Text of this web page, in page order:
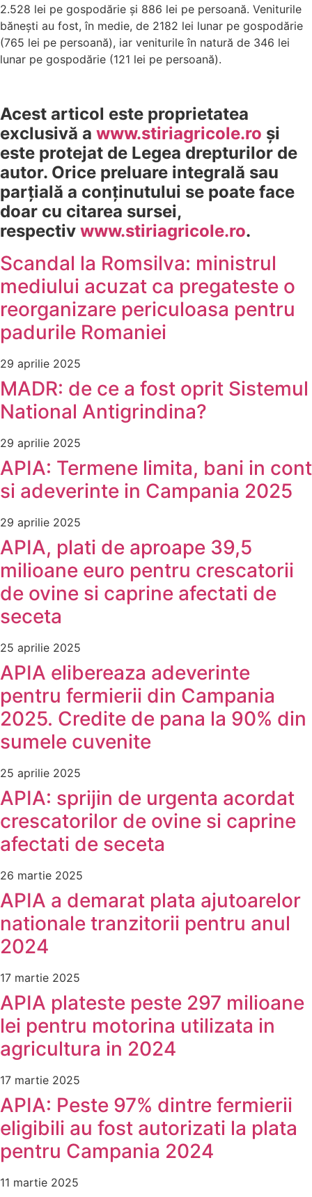
2.528 lei pe gospodărie şi 886 lei pe persoană. Veniturile
băneşti au fost, în medie, de 2182 lei lunar pe gospodărie
(765 lei pe persoană), iar veniturile în natură de 346 lei
lunar pe gospodărie (121 lei pe persoană).
Acest articol este proprietatea
exclusivă a www.stiriagricole.ro şi
este protejat de Legea drepturilor de
autor. Orice preluare integrală sau
parţială a conţinutului se poate face
doar cu citarea sursei,
respectiv www.stiriagricole.ro.
Scandal la Romsilva: ministrul
mediului acuzat ca pregateste o
reorganizare periculoasa pentru
padurile Romaniei
29 aprilie 2025
MADR: de ce a fost oprit Sistemul
National Antigrindina?
29 aprilie 2025
APIA: Termene limita, bani in cont
si adeverinte in Campania 2025
29 aprilie 2025
APIA, plati de aproape 39,5
milioane euro pentru crescatorii
de ovine si caprine afectati de
seceta
25 aprilie 2025
APIA elibereaza adeverinte
pentru fermierii din Campania
2025. Credite de pana la 90% din
sumele cuvenite
25 aprilie 2025
APIA: sprijin de urgenta acordat
crescatorilor de ovine si caprine
afectati de seceta
26 martie 2025
APIA a demarat plata ajutoarelor
nationale tranzitorii pentru anul
2024
17 martie 2025
APIA plateste peste 297 milioane
lei pentru motorina utilizata in
agricultura in 2024
17 martie 2025
APIA: Peste 97% dintre fermierii
eligibili au fost autorizati la plata
pentru Campania 2024
11 martie 2025